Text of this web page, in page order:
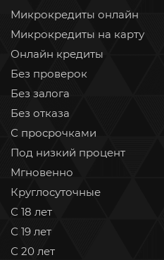
Микрокредиты онлайн
Микрокредиты на карту
Онлайн кредиты
Без проверок
Без залога
Без отказа
С просрочками
Под низкий процент
Мгновенно
Круглосуточные
С 18 лет
С 19 лет
С 20 лет